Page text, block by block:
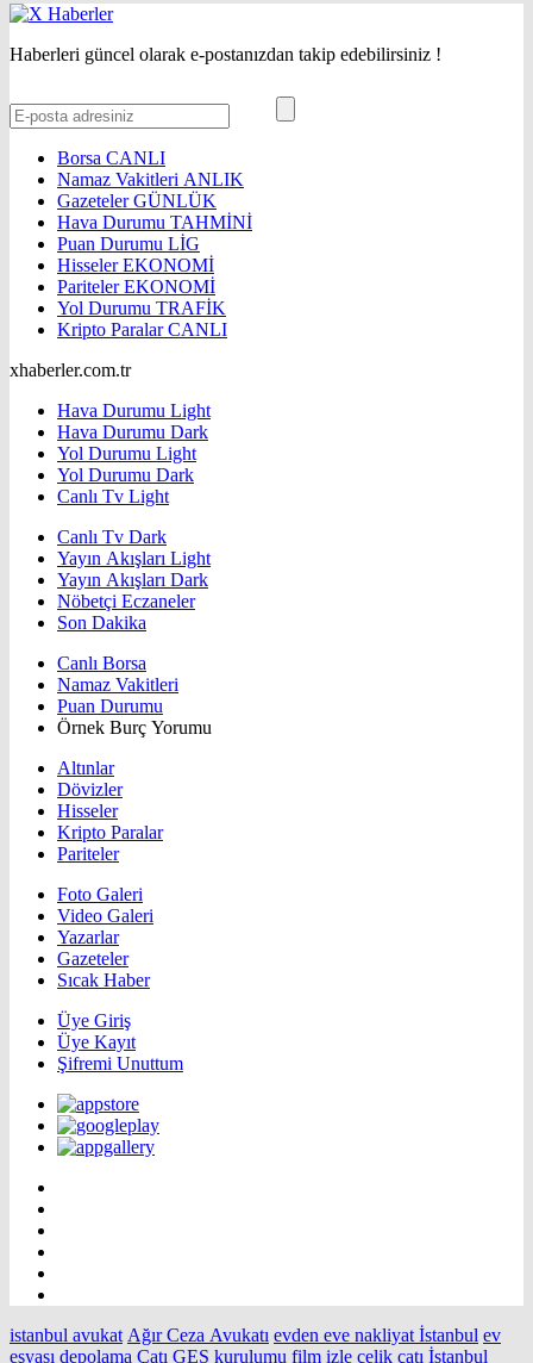
Haberleri güncel olarak e-postanızdan takip edebilirsiniz !
Borsa CANLI
Namaz Vakitleri ANLIK
GazetelerGÜNLÜK
Hava Durumu TAHMİNİ
Puan Durumu LİG
HisselerEKONOMİ
ParitelerEKONOMİ
Yol Durumu TRAFİK
Kripto ParalarCANLI
xhaberler.com.tr
Hava Durumu Light
Hava Durumu Dark
Yol Durumu Light
Yol Durumu Dark
Canlı Tv Light
Canlı Tv Dark
Yayın Akışları Light
Yayın Akışları Dark
Nöbetçi Eczaneler
Son Dakika
Canlı Borsa
Namaz Vakitleri
Puan Durumu
Örnek Burç Yorumu
Altınlar
Dövizler
Hisseler
Kripto Paralar
Pariteler
Foto Galeri
Video Galeri
Yazarlar
Gazeteler
Sıcak Haber
Üye Giriş
Üye Kayıt
Şifremi Unuttum
istanbul avukat Ağır Ceza Avukatı evden eve nakliyat İstanbul ev
eşyası depolama Çatı GES kurulumu film izle çelik çatı İstanbul